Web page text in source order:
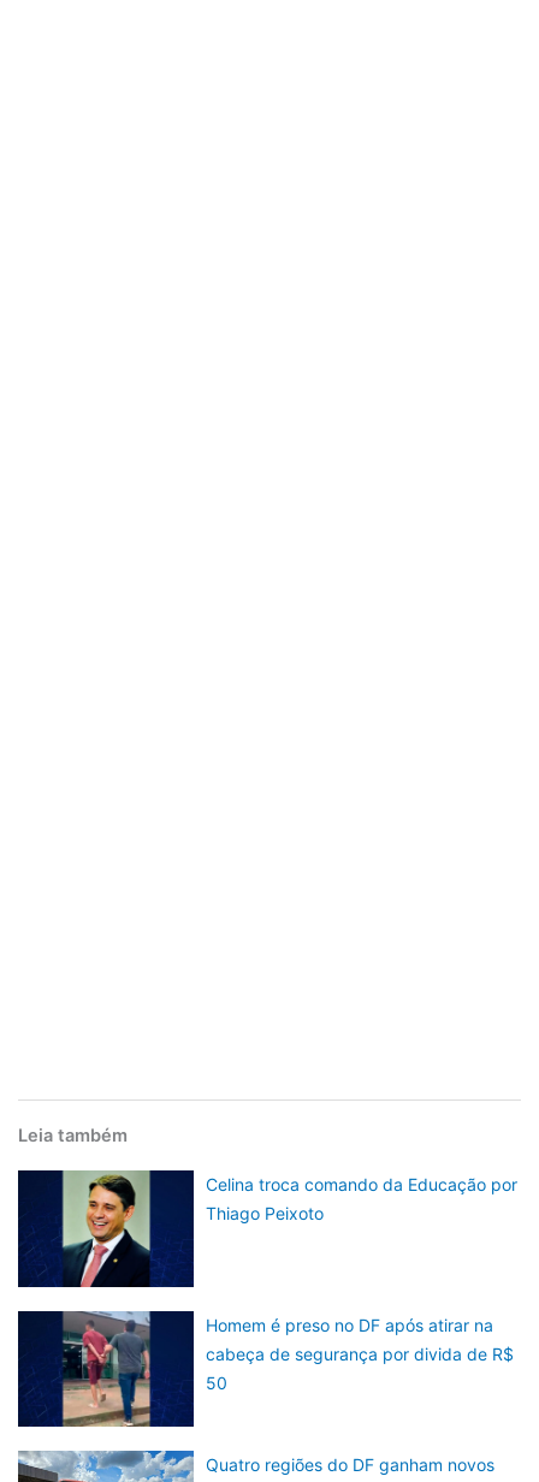
Leia também
Celina troca comando da Educação por
Thiago Peixoto
Homem é preso no DF após atirar na
cabeça de segurança por divida de R$
50
Quatro regiões do DF ganham novos